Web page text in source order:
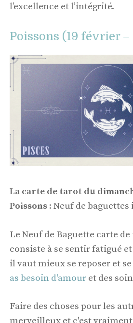
l’excellence et l’intégrité.
Poissons (19 février
La carte de tarot du
Poissons : Neuf de baguettes
Le Neuf de Baguette carte
consiste à se sentir fatigué
il vaut mieux se reposer et
as besoin d'amour et des
Faire des choses pour les